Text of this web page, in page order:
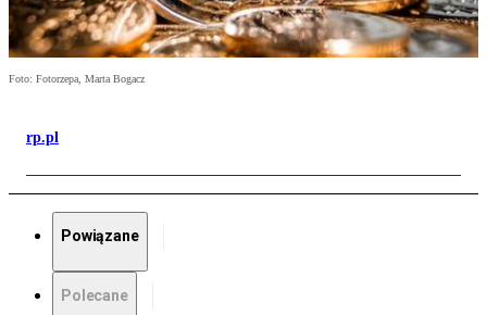
Foto: Fotorzepa, Marta Bogacz
rp.pl
Powiązane
Polecane